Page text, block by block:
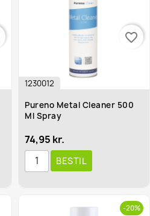
1230012
Pureno Metal Cleaner 500
Ml Spray
74,95 kr.
BESTIL
favorite_border
-20%